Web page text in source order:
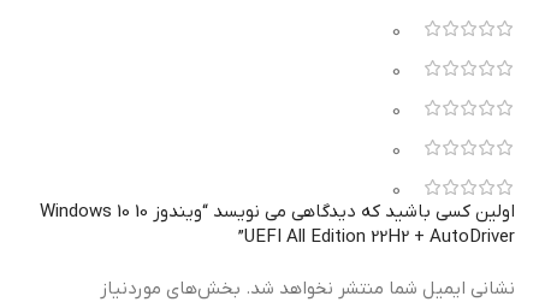
0
0
0
0
0
اولین کسی باشید که دیدگاهی می نویسد “ویندوز 10 Windows 10
UEFI All Edition 22H2 + AutoDriver”
نشانی ایمیل شما منتشر نخواهد شد. بخش‌های موردنیاز